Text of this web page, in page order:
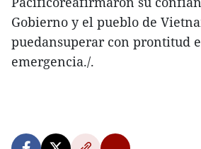
Gobierno y el pueblo de
puedansuperar con prontitud
emergencia./.